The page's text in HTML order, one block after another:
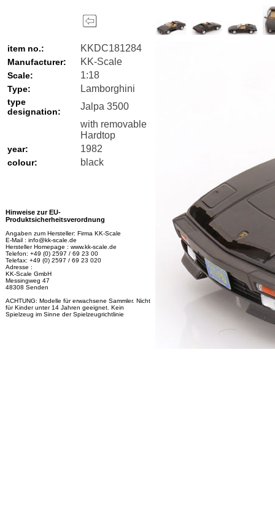
item no.: KKDC181284
Manufacturer: KK-Scale
Scale: 1:18
Type: Lamborghini
type
designation:
Jalpa 3500
with removable
Hardtop
year: 1982
colour: black
Hinweise zur EU-
Produktsicherheitsverordnung
Angaben zum Hersteller: Firma KK-Scale
E-Mail : info@kk-scale.de
Hersteller Homepage : www.kk-scale.de
Telefon: +49 (0) 2597 / 69 23 00
Telefax: +49 (0) 2597 / 69 23 020
Adresse :
KK-Scale GmbH
Messingweg 47
48308 Senden
ACHTUNG: Modelle für erwachsene Sammler. Nicht
für Kinder unter 14 Jahren geeignet. Kein
Spielzeug im Sinne der Spielzeugrichtlinie